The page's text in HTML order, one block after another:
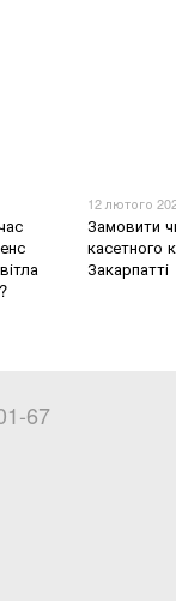
12 лютого
Замовити
касетного
Закарпатті
67